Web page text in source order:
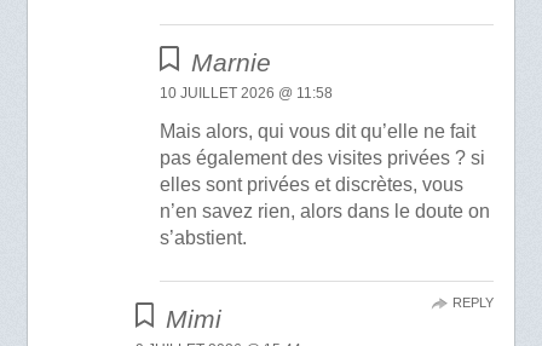
Marnie
10 JUILLET 2026 @ 11:58
Mais alors, qui vous dit qu’elle ne fait
pas également des visites privées ? si
elles sont privées et discrètes, vous
n’en savez rien, alors dans le doute on
s’abstient.
Mimi
REPLY